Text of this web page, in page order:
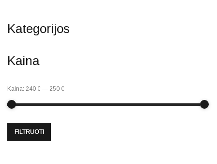
Kategorijos
Kaina
FILTRUOTI
Kaina: 240 € — 250 €